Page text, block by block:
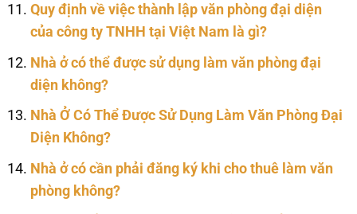
Quy định về việc thành lập văn phòng đại diện
của công ty TNHH tại Việt Nam là gì?
Nhà ở có thể được sử dụng làm văn phòng đại
diện không?
Nhà Ở Có Thể Được Sử Dụng Làm Văn Phòng Đại
Diện Không?
Nhà ở có cần phải đăng ký khi cho thuê làm văn
phòng không?